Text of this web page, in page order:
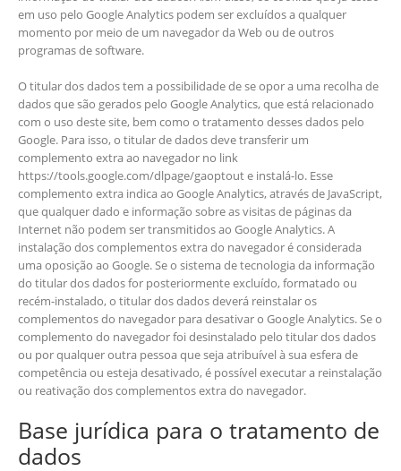
em uso pelo Google Analytics podem ser excluídos a qualquer
momento por meio de um navegador da Web ou de outros
programas de software.
O titular dos dados tem a possibilidade de se opor a uma recolha de
dados que são gerados pelo Google Analytics, que está relacionado
com o uso deste site, bem como o tratamento desses dados pelo
Google. Para isso, o titular de dados deve transferir um
complemento extra ao navegador no link
https://tools.google.com/dlpage/gaoptout e instalá-lo. Esse
complemento extra indica ao Google Analytics, através de JavaScript,
que qualquer dado e informação sobre as visitas de páginas da
Internet não podem ser transmitidos ao Google Analytics. A
instalação dos complementos extra do navegador é considerada
uma oposição ao Google. Se o sistema de tecnologia da informação
do titular dos dados for posteriormente excluído, formatado ou
recém-instalado, o titular dos dados deverá reinstalar os
complementos do navegador para desativar o Google Analytics. Se o
complemento do navegador foi desinstalado pelo titular dos dados
ou por qualquer outra pessoa que seja atribuível à sua esfera de
competência ou esteja desativado, é possível executar a reinstalação
ou reativação dos complementos extra do navegador.
Base jurídica para o tratamento de
dados